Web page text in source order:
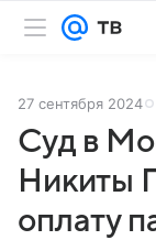
27 сентября 2024
Суд в
Никиты
оплату